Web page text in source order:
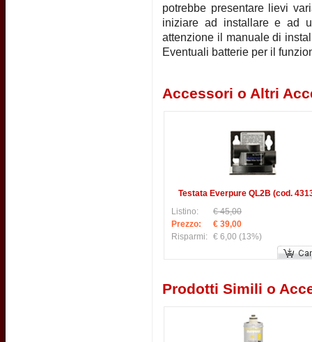
potrebbe presentare lievi
iniziare ad installare e ad
attenzione il manuale di
Eventuali batterie per il
Accessori o Altri
Testata Everpure QL2B (cod.
Listino:
€ 45,00
Prezzo:
€ 39,00
Risparmi: € 6,00 (13%)
Prodotti Simili o